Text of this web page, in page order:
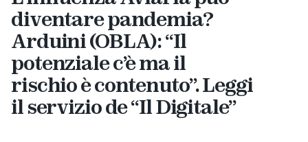
diventare pandemia?
Arduini (OBLA): “Il
potenziale c’è ma il
rischio è contenuto”. Leggi
il servizio de “Il Digitale”